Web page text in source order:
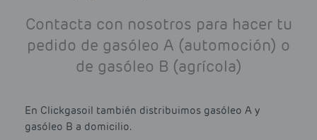
Contacta con nosotros para hacer tu
pedido de gasóleo A (automoción) o
de gasóleo B (agrícola)
En Clickgasoil también distribuimos gasóleo A y
gasóleo B a domicilio.